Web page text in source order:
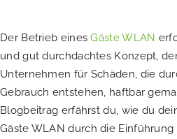
Der Betrieb einesGäste WLAN
und gut durchdachtes Konzept,
Unternehmen für Schäden, die
Gebrauch entstehen, haftbar
Blogbeitrag erfährst du, wie du
Gäste WLAN durch die